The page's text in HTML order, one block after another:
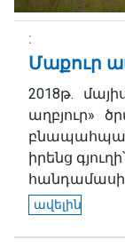
Մաքուր
2018թ.
աղբյուր»
իրենց
հանդամասի
ավելին